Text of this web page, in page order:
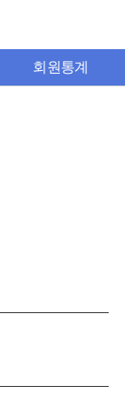
회원통계